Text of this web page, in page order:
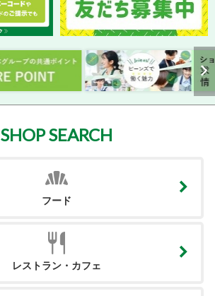
SHOP SEARCH
フード
レストラン・カフェ